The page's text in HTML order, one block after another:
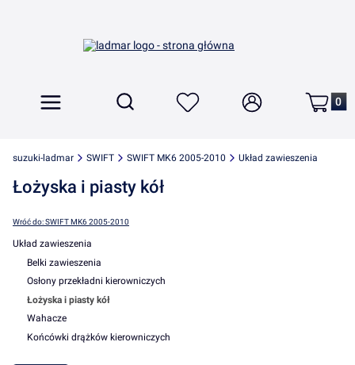
Menu Otwórz wyszukiwarkę
Szukaj Ulubione Zaloguj się Koszyk
suzuki-ladmar SWIFT SWIFT MK6 2005-2010 Układ zawieszenia
Łożyska i piasty kół
Wróć do: SWIFT MK6 2005-2010
Układ zawieszenia
Belki zawieszenia
Osłony przekładni kierowniczych
Łożyska i piasty kół
Wahacze
Końcówki drążków kierowniczych